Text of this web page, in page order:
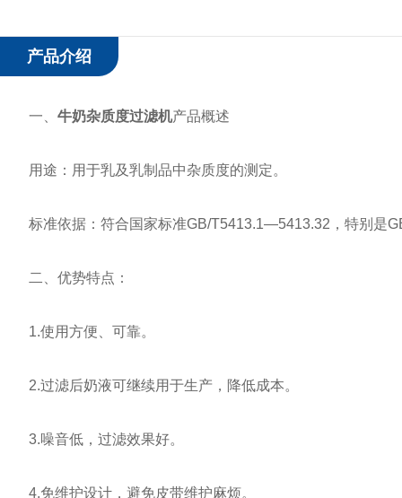
产品介绍
一、 牛奶杂质度过滤机产品概述
用途：用于乳及乳制品中杂质度的测定。
标准依据：符合国家标准GB/T5413.1—5413.32，特别是
二、优势特点：
1.使用方便、可靠。
2.过滤后奶液可继续用于生产，降低成本。
3.噪音低，过滤效果好。
4.免维护设计，避免皮带维护麻烦。